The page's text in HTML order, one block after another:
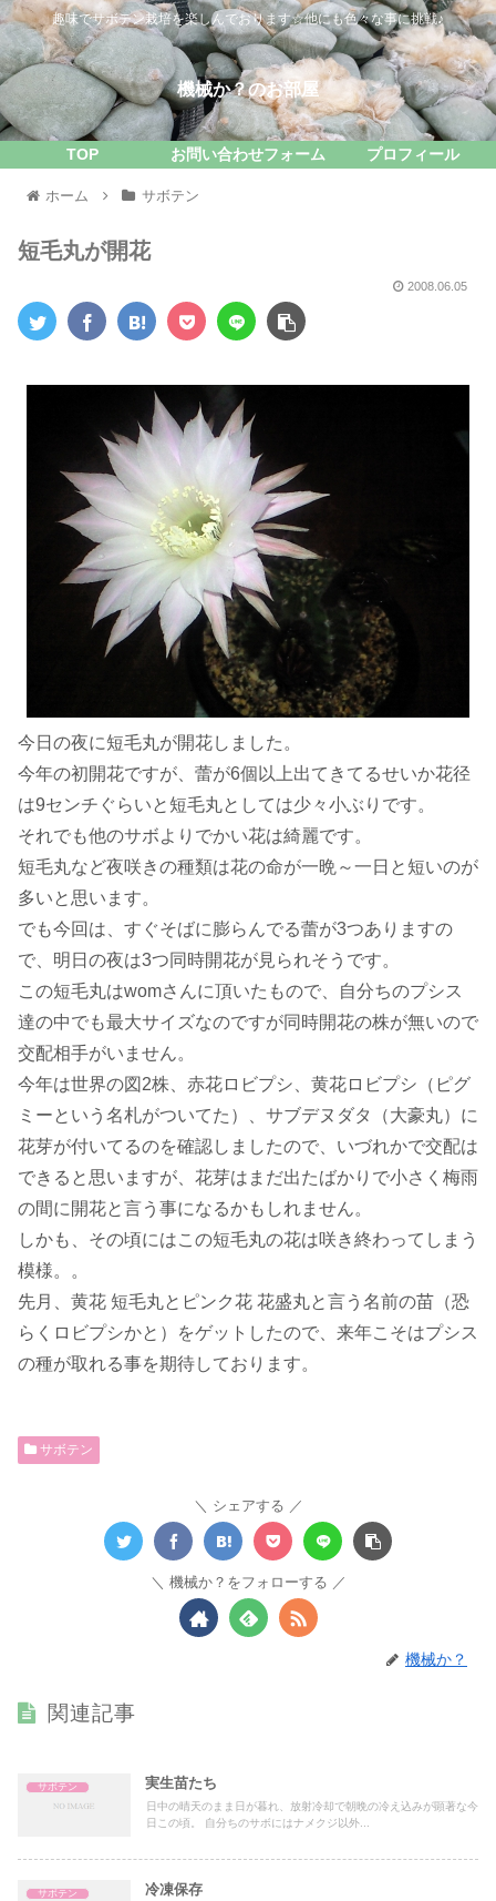
趣味でサボテン栽培を楽しんでおります☆他にも色々な事に挑戦♪
機械か？のお部屋
TOP お問い合わせフォーム プロフィール
ホーム サボテン
短毛丸が開花
2008.06.05
今日の夜に短毛丸が開花しました。
今年の初開花ですが、蕾が6個以上出てきてるせいか花径
は9センチぐらいと短毛丸としては少々小ぶりです。
それでも他のサボよりでかい花は綺麗です。
短毛丸など夜咲きの種類は花の命が一晩～一日と短いのが
多いと思います。
でも今回は、すぐそばに膨らんでる蕾が3つありますの
で、明日の夜は3つ同時開花が見られそうです。
この短毛丸はwomさんに頂いたもので、自分ちのプシス
達の中でも最大サイズなのですが同時開花の株が無いので
交配相手がいません。
今年は世界の図2株、赤花ロビプシ、黄花ロビプシ（ピグ
ミーという名札がついてた）、サブデヌダタ（大豪丸）に
花芽が付いてるのを確認しましたので、いづれかで交配は
できると思いますが、花芽はまだ出たばかりで小さく梅雨
の間に開花と言う事になるかもしれません。
しかも、その頃にはこの短毛丸の花は咲き終わってしまう
模様。。
先月、黄花 短毛丸とピンク花 花盛丸と言う名前の苗（恐
らくロビプシかと）をゲットしたので、来年こそはプシス
の種が取れる事を期待しております。
サボテン
シェアする
機械か？をフォローする
機械か？
関連記事
サボテン 実生苗たち
日中の晴天のまま日が暮れ、放射冷却で朝晩の冷え込みが顕著な今
日この頃。 自分ちのサボにはナメクジ以外...
サボテン 冷凍保存